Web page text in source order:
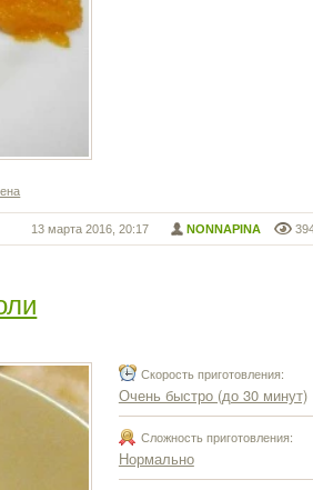
NONNAPINA
13 марта 2016, 20:17
Скорость приготовления:
Очень быстро (до 30 минут)
Сложность приготовления:
Нормально